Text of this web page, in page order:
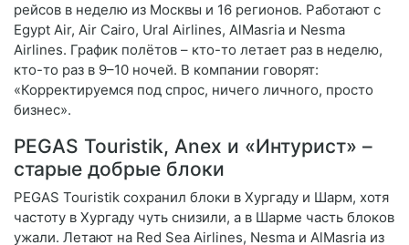
рейсов в неделю из Москвы и 16 регионов. Работают с
Egypt Air, Air Cairo, Ural Airlines, AlMasria и Nesma
Airlines. График полётов – кто-то летает раз в неделю,
кто-то раз в 9–10 ночей. В компании говорят:
«Корректируемся под спрос, ничего личного, просто
бизнес».
PEGAS Touristik, Anex и «Интурист» –
старые добрые блоки
PEGAS Touristik сохранил блоки в Хургаду и Шарм, хотя
частоту в Хургаду чуть снизили, а в Шарме часть блоков
ужали. Летают на Red Sea Airlines, Nesma и AlMasria из